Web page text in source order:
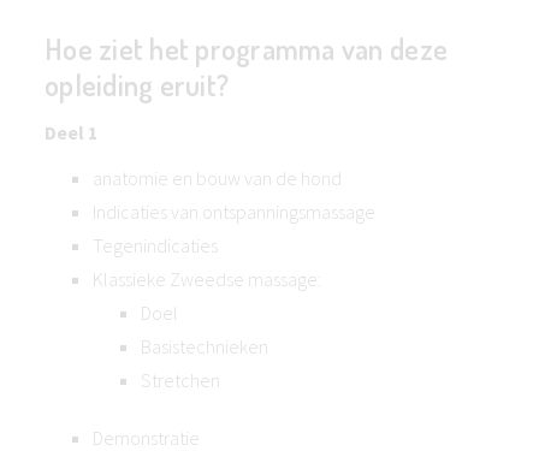
Hoe ziet het programma van deze
opleiding eruit?
Deel 1
anatomie en bouw van de hond
Indicaties van ontspanningsmassage
Tegenindicaties
Klassieke Zweedse massage:
Doel
Basistechnieken
Stretchen
Demonstratie